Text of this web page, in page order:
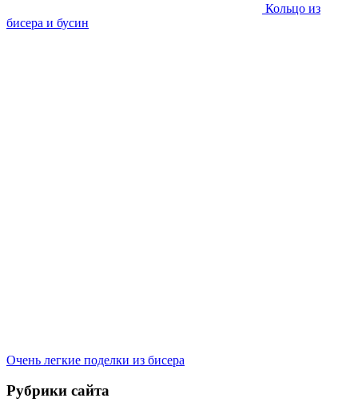
Кольцо из
бисера и бусин
Очень легкие поделки из бисера
Рубрики сайта